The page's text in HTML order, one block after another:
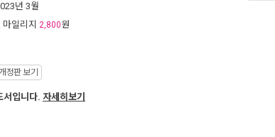
년 3월
일리지 2,800원
정판 보기
서입니다. 자세히보기